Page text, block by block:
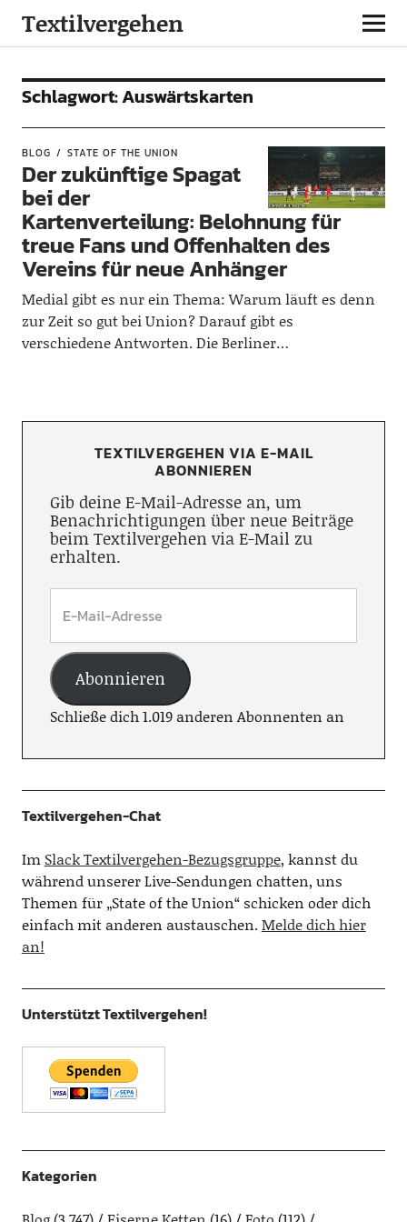
Textilvergehen
Schlagwort:Auswärtskarten
BLOG STATE OF THE UNION
Der zukünftige Spagat
bei der
Kartenverteilung: Belohnung für
treue Fans und Offenhalten des
Vereins für neue Anhänger
Medial gibt es nur ein Thema: Warum läuft es denn
zur Zeit so gut bei Union? Darauf gibt es
verschiedene Antworten. Die Berliner…
TEXTILVERGEHEN VIA E-MAIL
ABONNIEREN
Gib deine E-Mail-Adresse an, um
Benachrichtigungen über neue Beiträge
beim Textilvergehen via E-Mail zu
erhalten.
Abonnieren
Schließe dich 1.019 anderen Abonnenten an
Textilvergehen-Chat
Im Slack Textilvergehen-Bezugsgruppe, kannst du
während unserer Live-Sendungen chatten, uns
Themen für „State of the Union“ schicken oder dich
einfach mit anderen austauschen.Melde dich hier
an!
Unterstützt Textilvergehen!
Kategorien